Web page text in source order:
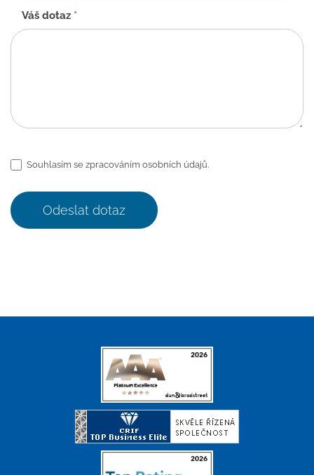
Váš dotaz *
Souhlasím se zpracováním osobních údajů.
Odeslat dotaz